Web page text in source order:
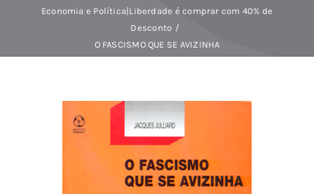
NOTICIAS
APOIO AO CLIENTE
Economia e Política|Liberdade é comprar com 40% de
Desconto
O FASCISMO QUE SE AVIZINHA